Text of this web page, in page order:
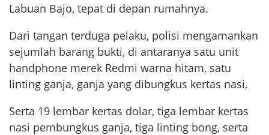
Labuan Bajo, tepat di depan rumahnya.
Dari tangan terduga pelaku, polisi mengamankan
sejumlah barang bukti, di antaranya satu unit
handphone merek Redmi warna hitam, satu
linting ganja, ganja yang dibungkus kertas nasi,
Serta 19 lembar kertas dolar, tiga lembar kertas
nasi pembungkus ganja, tiga linting bong, serta